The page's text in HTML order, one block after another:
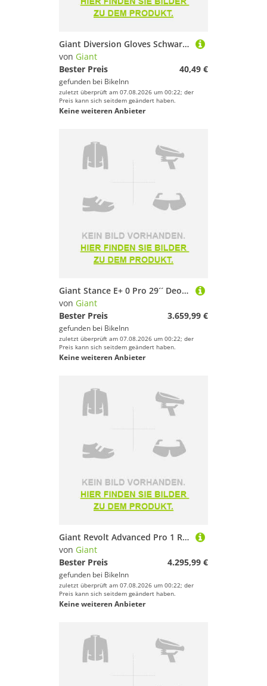
Giant Diversion Gloves Schwarz 2XL Mann
von Giant
Bester Preis
40,49 €
gefunden bei BikeInn
zuletzt überprüft am 07.08.2026 um 00:22; der
Preis kann sich seitdem geändert haben.
Keine weiteren Anbieter
Giant Stance E+ 0 Pro 29´´ Deore Xt 2024 Mtb Electric Bike Grau M / 800Wh
von Giant
Bester Preis
3.659,99 €
gefunden bei BikeInn
zuletzt überprüft am 07.08.2026 um 00:22; der
Preis kann sich seitdem geändert haben.
Keine weiteren Anbieter
Giant Revolt Advanced Pro 1 Rival Axs 2026 Gravel Bike Blau M
von Giant
Bester Preis
4.295,99 €
gefunden bei BikeInn
zuletzt überprüft am 07.08.2026 um 00:22; der
Preis kann sich seitdem geändert haben.
Keine weiteren Anbieter